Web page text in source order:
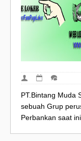
PT.Bintang Muda
sebuah Grup
Perbankan saat